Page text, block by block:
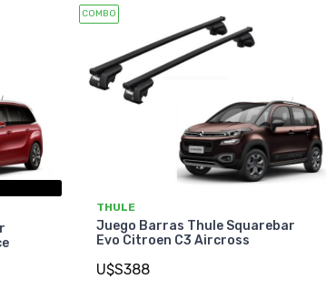
COMBO
THULE
Juego Barras Thule Squarebar
Evo Citroen C3 Aircross
U$S388